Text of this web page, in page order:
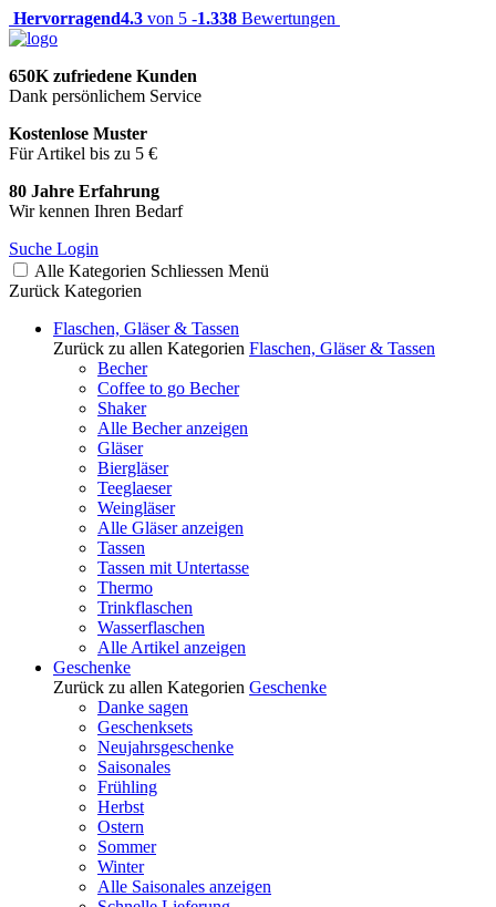
Hervorragend4.3 von 5 -1.338 Bewertungen
650K zufriedene Kunden
Dank persönlichem Service
Kostenlose Muster
Für Artikel bis zu 5 €
80 Jahre Erfahrung
Wir kennen Ihren Bedarf
Suche Login
Alle Kategorien Schliessen Menü
Zurück Kategorien
Flaschen, Gläser & Tassen
Zurück zu allen Kategorien Flaschen, Gläser & Tassen
Becher
Coffee to go Becher
Shaker
Alle Becher anzeigen
Gläser
Biergläser
Teeglaeser
Weingläser
Alle Gläser anzeigen
Tassen
Tassen mit Untertasse
Thermo
Trinkflaschen
Wasserflaschen
Alle Artikel anzeigen
Geschenke
Zurück zu allen Kategorien Geschenke
Danke sagen
Geschenksets
Neujahrsgeschenke
Saisonales
Frühling
Herbst
Ostern
Sommer
Winter
Alle Saisonales anzeigen